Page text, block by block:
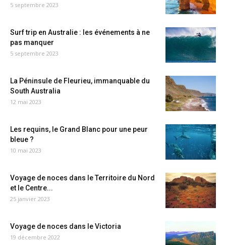
5 septembre 2023
Surf trip en Australie : les événements à ne
pas manquer
5 septembre 2023
La Péninsule de Fleurieu, immanquable du
South Australia
12 mai 2023
Les requins, le Grand Blanc pour une peur
bleue ?
10 mai 2023
Voyage de noces dans le Territoire du Nord
et le Centre...
25 janvier 2023
Voyage de noces dans le Victoria
19 décembre 2022